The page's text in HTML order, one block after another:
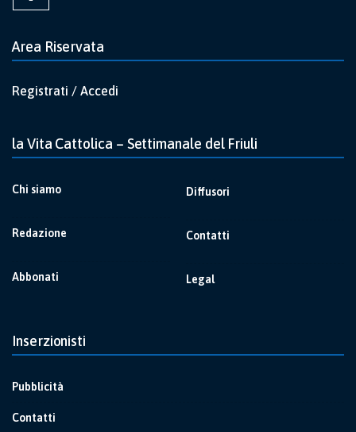
Area Riservata
Registrati / Accedi
la Vita Cattolica – Settimanale del Friuli
Chi siamo
Redazione
Abbonati
Diffusori
Contatti
Legal
Inserzionisti
Pubblicità
Contatti